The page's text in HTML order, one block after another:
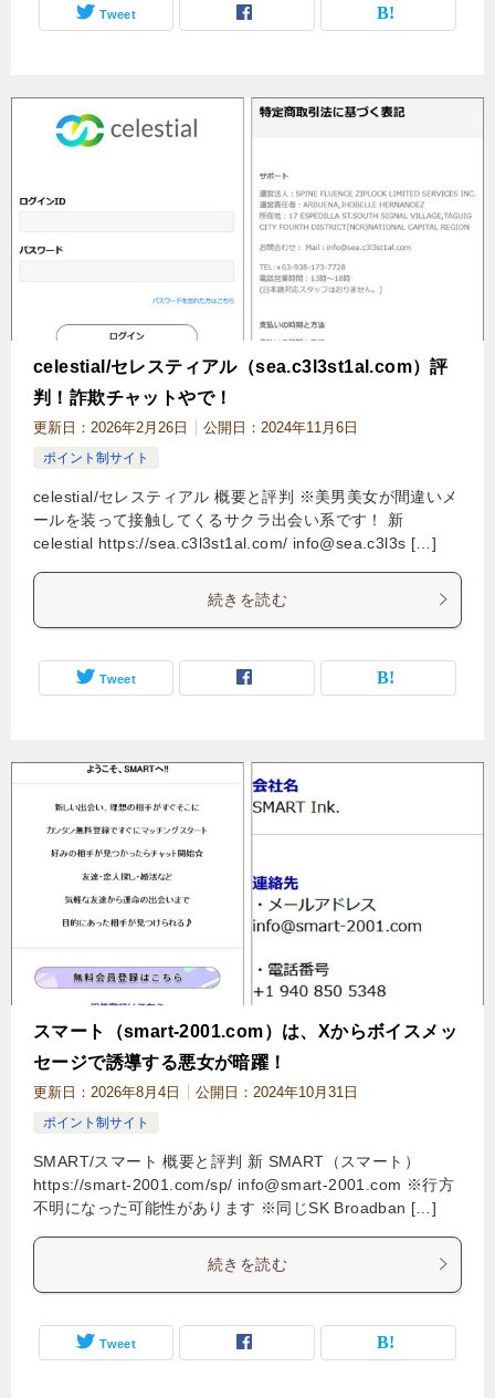
Tweet
celestial/セレスティアル（sea.c3l3st1al.com）評
判！詐欺チャットやで！
更新日： 2026年2月26日 公開日： 2024年11月6日
ポイント制サイト
celestial/セレスティアル 概要と評判 ※美男美女が間違いメ
ールを装って接触してくるサクラ出会い系です！ 新
celestial https://sea.c3l3st1al.com/ info@sea.c3l3s […]
続きを読む
Tweet
スマート（smart-2001.com）は、Xからボイスメッ
セージで誘導する悪女が暗躍！
更新日： 2026年8月4日 公開日： 2024年10月31日
ポイント制サイト
SMART/スマート 概要と評判 新 SMART（スマート）
https://smart-2001.com/sp/ info@smart-2001.com ※行方
不明になった可能性があります ※同じSK Broadban […]
続きを読む
Tweet